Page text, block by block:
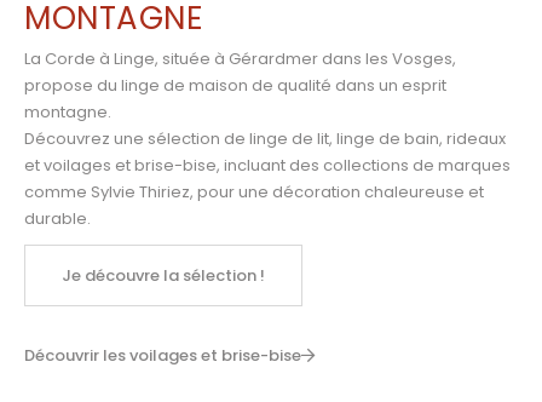
MONTAGNE
La Corde à Linge, située à Gérardmer dans les Vosges,
propose du linge de maison de qualité dans un esprit
montagne.
Découvrez une sélection de linge de lit, linge de bain, rideaux
et voilages et brise-bise, incluant des collections de marques
comme Sylvie Thiriez, pour une décoration chaleureuse et
durable.
Je découvre la sélection !
Découvrir les voilages et brise-bise